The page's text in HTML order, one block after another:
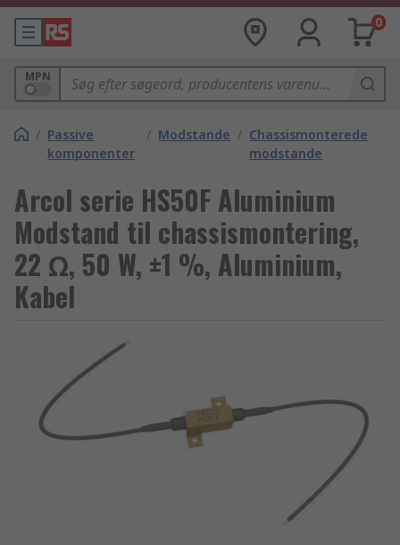
0
MPN
/ Passive
komponenter
/ Modstande / Chassismonterede
modstande
Arcol serie HS50F Aluminium
Modstand til chassismontering,
22 Ω, 50 W, ±1 %, Aluminium,
Kabel